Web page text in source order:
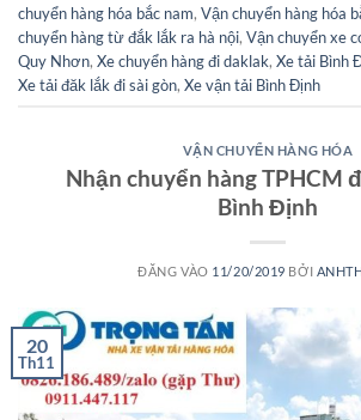
chuyển hàng hóa bắc nam, Vận chuyển hàng hóa
chuyển hàng từ đắk lắk ra hà nội, Vận chuyển xe
Quy Nhơn, Xe chuyển hàng đi daklak, Xe tải Bình
Xe tải đăk lắk đi sài gòn, Xe vận tải Bình Định
VẬN CHUYỂN HÀNG HÓA
Nhận chuyển hàng TPHCM
Bình Định
ĐĂNG VÀO 11/20/2019 BỞI
20
Th11